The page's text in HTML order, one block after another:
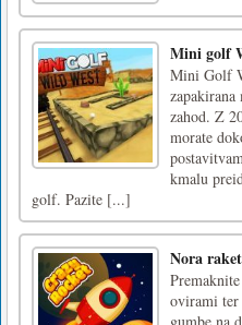
Mini golf
Mini Golf
zahod. Z
morate
kmalu
golf. Pazite [...]
Nora
ovirami ter